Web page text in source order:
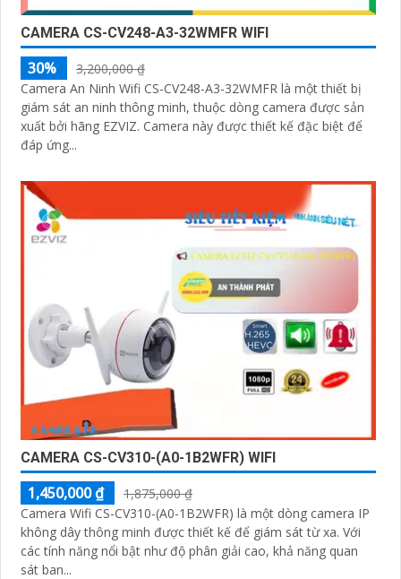
CAMERA CS-CV248-A3-32WMFR WIFI
30%
3,200,000 ₫
Camera An Ninh Wifi CS-CV248-A3-32WMFR là một thiết bị
giám sát an ninh thông minh, thuộc dòng camera được sản
xuất bởi hãng EZVIZ. Camera này được thiết kế đặc biệt để
đáp ứng...
CAMERA CS-CV310-(A0-1B2WFR) WIFI
1,450,000 ₫
1,875,000 ₫
Camera Wifi CS-CV310-(A0-1B2WFR) là một dòng camera IP
không dây thông minh được thiết kế để giám sát từ xa. Với
các tính năng nổi bật như độ phân giải cao, khả năng quan
sát ban...